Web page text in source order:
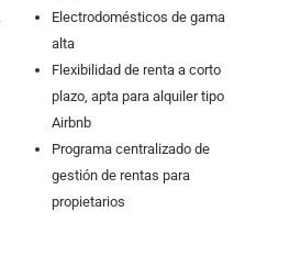
Electrodomésticos de gama
alta
Flexibilidad de renta a corto
plazo, apta para alquiler tipo
Airbnb
Programa centralizado de
gestión de rentas para
propietarios